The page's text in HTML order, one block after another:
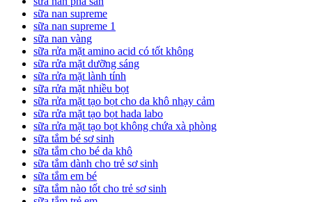
sữa nan supreme
sữa nan supreme 1
sữa nan vàng
sữa rửa mặt amino acid có tốt không
sữa rửa mặt dưỡng sáng
sữa rửa mặt lành tính
sữa rửa mặt nhiều bọt
sữa rửa mặt tạo bọt cho da khô nhạy cảm
sữa rửa mặt tạo bọt hada labo
sữa rửa mặt tạo bọt không chứa xà phòng
sữa tắm bé sơ sinh
sữa tắm cho bé da khô
sữa tắm dành cho trẻ sơ sinh
sữa tắm em bé
sữa tắm nào tốt cho trẻ sơ sinh